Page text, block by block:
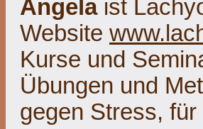
Angela ist
Website
Kurse und
Übungen und
gegen Stress,